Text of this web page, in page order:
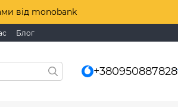
від monobank
Блог
+380950887828